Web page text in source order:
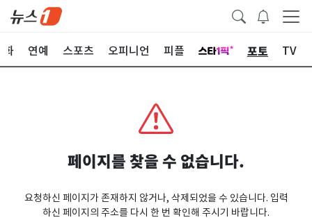
화 연예 스포츠 오피니언 피플 포토 TV
페이지를 찾을 수 없습니다.
요청하신 페이지가 존재하지 않거나, 삭제되었을 수 있습니다. 입력
하신 페이지의 주소를 다시 한 번 확인해 주시기 바랍니다.